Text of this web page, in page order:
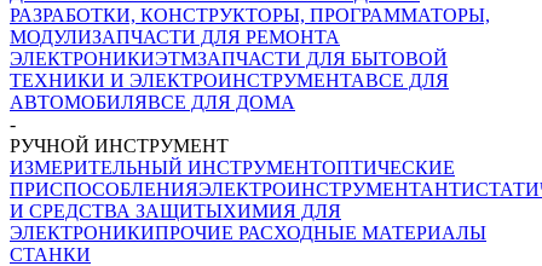
РАЗРАБОТКИ, КОНСТРУКТОРЫ, ПРОГРАММАТОРЫ,
МОДУЛИЗАПЧАСТИ ДЛЯ РЕМОНТА
ЭЛЕКТРОНИКИЭТМЗАПЧАСТИ ДЛЯ БЫТОВОЙ
ТЕХНИКИ И ЭЛЕКТРОИНСТРУМЕНТАВСЕ ДЛЯ
АВТОМОБИЛЯВСЕ ДЛЯ ДОМА
-
РУЧНОЙ ИНСТРУМЕНТ
ИЗМЕРИТЕЛЬНЫЙ ИНСТРУМЕНТОПТИЧЕСКИЕ
ПРИСПОСОБЛЕНИЯЭЛЕКТРОИНСТРУМЕНТ
И СРЕДСТВА ЗАЩИТЫХИМИЯ ДЛЯ
ЭЛЕКТРОНИКИПРОЧИЕ РАСХОДНЫЕ МАТЕРИАЛЫ
СТАНКИ